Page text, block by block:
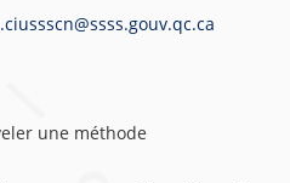
une méthode